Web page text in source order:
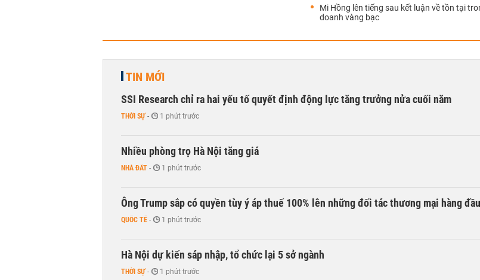
Mi Hồng lên tiếng sau kết luận về tồn tại
doanh vàng bạc
TIN MỚI
SSI Research chỉ ra hai yếu tố quyết định động lực tăng trưởng nửa cuối năm
THỜI SỰ - 1 phút trước
Nhiều phòng trọ Hà Nội tăng giá
NHÀ ĐẤT - 1 phút trước
Ông Trump sắp có quyền tùy ý áp thuế 100% lên những đối tác thương mại hàng
QUỐC TẾ - 1 phút trước
Hà Nội dự kiến sáp nhập, tổ chức lại 5 sở ngành
THỜI SỰ - 1 phút trước